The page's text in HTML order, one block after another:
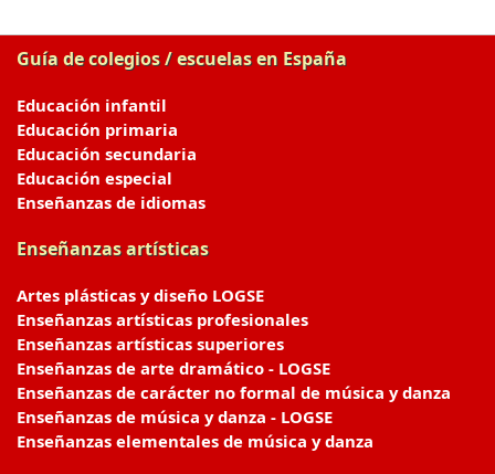
Guía de colegios / escuelas en España
Educación infantil
Educación primaria
Educación secundaria
Educación especial
Enseñanzas de idiomas
Enseñanzas artísticas
Artes plásticas y diseño LOGSE
Enseñanzas artísticas profesionales
Enseñanzas artísticas superiores
Enseñanzas de arte dramático - LOGSE
Enseñanzas de carácter no formal de música y danza
Enseñanzas de música y danza - LOGSE
Enseñanzas elementales de música y danza